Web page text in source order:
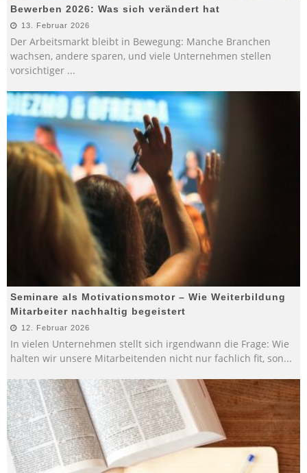
Bewerben 2026: Was sich verändert hat
13. Februar 2026
Der Arbeitsmarkt bleibt in Bewegung: Manche Branchen
wachsen, andere sparen, und viele Unternehmen stellen
vorsichtiger ...
Seminare als Motivationsmotor – Wie Weiterbildung
Mitarbeiter nachhaltig begeistert
12. Februar 2026
In vielen Unternehmen stellt sich irgendwann die Frage: Wie
halten wir unsere Mitarbeitenden nicht nur fachlich fit, son...